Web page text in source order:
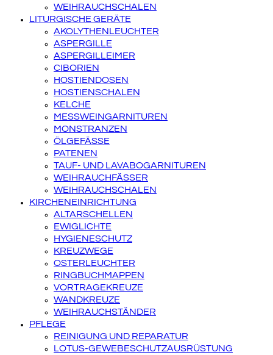
WEIHRAUCHSCHALEN
LITURGISCHE GERÄTE
AKOLYTHENLEUCHTER
ASPERGILLE
ASPERGILLEIMER
CIBORIEN
HOSTIENDOSEN
HOSTIENSCHALEN
KELCHE
MESSWEINGARNITUREN
MONSTRANZEN
ÖLGEFÄSSE
PATENEN
TAUF- UND LAVABOGARNITUREN
WEIHRAUCHFÄSSER
WEIHRAUCHSCHALEN
KIRCHENEINRICHTUNG
ALTARSCHELLEN
EWIGLICHTE
HYGIENESCHUTZ
KREUZWEGE
OSTERLEUCHTER
RINGBUCHMAPPEN
VORTRAGEKREUZE
WANDKREUZE
WEIHRAUCHSTÄNDER
PFLEGE
REINIGUNG UND REPARATUR
LOTUS-GEWEBESCHUTZAUSRÜSTUNG